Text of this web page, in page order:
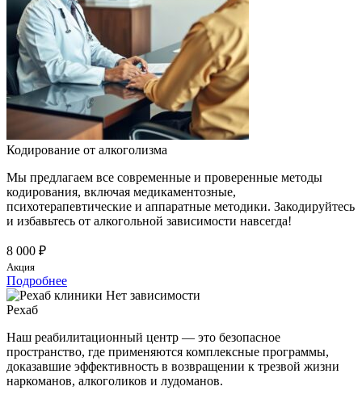
Кодирование от алкоголизма
Мы предлагаем все современные и проверенные методы
кодирования, включая медикаментозные,
психотерапевтические и аппаратные методики. Закодируйтесь
и избавьтесь от алкогольной зависимости навсегда!
8 000 ₽
Акция
Подробнее
Рехаб
Наш реабилитационный центр — это безопасное
пространство, где применяются комплексные программы,
доказавшие эффективность в возвращении к трезвой жизни
наркоманов, алкоголиков и лудоманов.